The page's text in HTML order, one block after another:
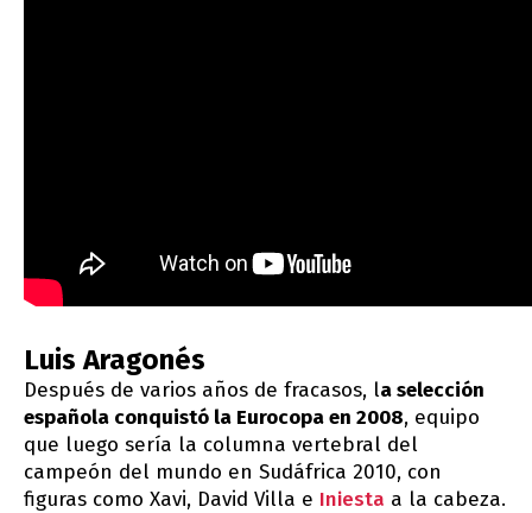
Luis Aragonés
Después de varios años de fracasos, la selección
española conquistó la Eurocopa en 2008, equipo
que luego sería la columna vertebral del
campeón del mundo en Sudáfrica 2010, con
figuras como Xavi, David Villa e Iniesta a la cabeza.